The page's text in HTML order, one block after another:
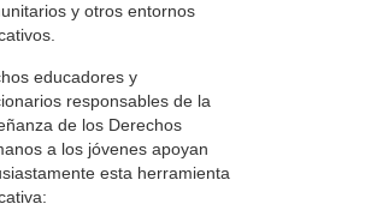
y otros entornos
educadores y
responsables de la
de los Derechos
a los jóvenes apoyan
esta herramienta